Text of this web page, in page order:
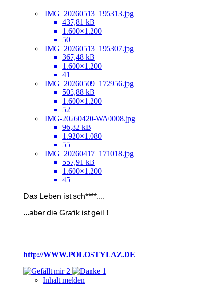
IMG_20260513_195313.jpg
437,81 kB
1.600×1.200
50
IMG_20260513_195307.jpg
367,48 kB
1.600×1.200
41
IMG_20260509_172956.jpg
503,88 kB
1.600×1.200
52
IMG-20260420-WA0008.jpg
96,82 kB
1.920×1.080
55
IMG_20260417_171018.jpg
557,91 kB
1.600×1.200
45
Das Leben ist sch****....
...aber die Grafik ist geil !
http://WWW.POLOSTYLAZ.DE
2
1
Inhalt melden